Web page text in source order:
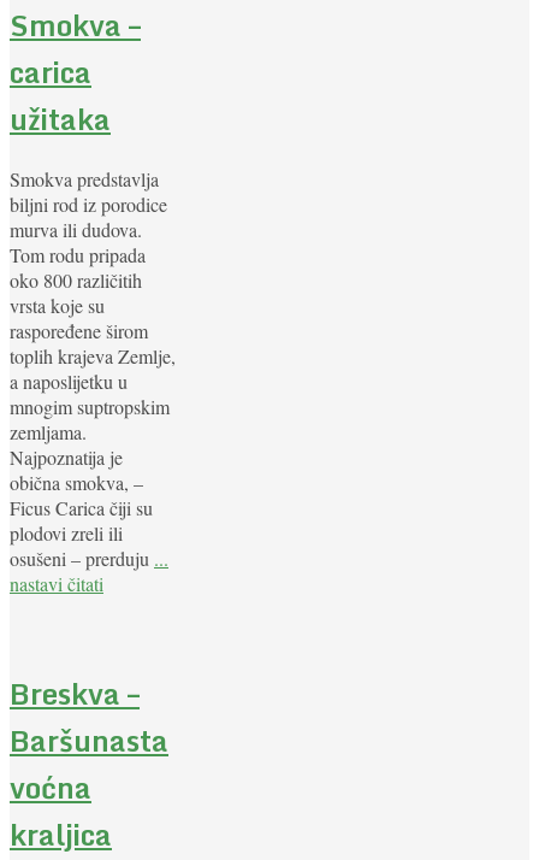
Smokva –
carica
užitaka
Smokva predstavlja
biljni rod iz porodice
murva ili dudova.
Tom rodu pripada
oko 800 različitih
vrsta koje su
raspoređene širom
toplih krajeva Zemlje,
a naposlijetku u
mnogim suptropskim
zemljama.
Najpoznatija je
obična smokva, –
Ficus Carica čiji su
plodovi zreli ili
osušeni – prerduju ...
nastavi čitati
Breskva –
Baršunasta
voćna
kraljica